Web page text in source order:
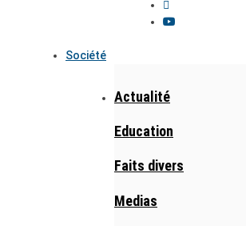
Société
Actualité
Education
Faits divers
Medias